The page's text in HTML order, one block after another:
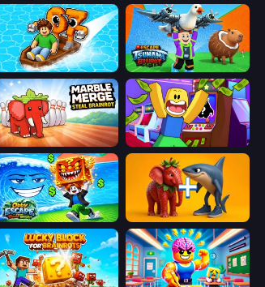
Float for Brainrots Escape Tsunami Brainrot
Marble Merge: Steal Brainrot Game
Obby Escape from Tsunami Brainrot